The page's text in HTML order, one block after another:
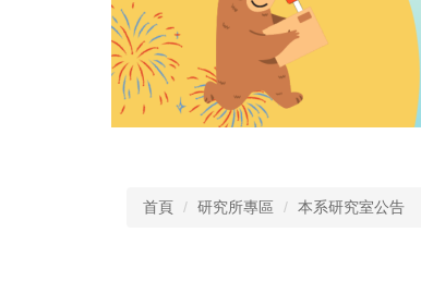
首頁 研究所專區 本系研究室公告